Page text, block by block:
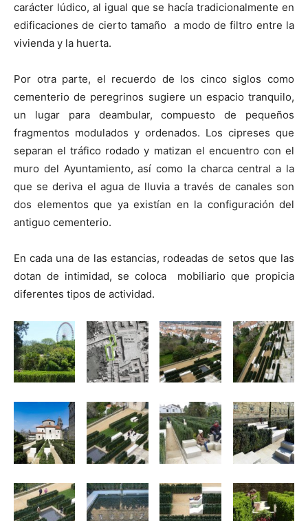
carácter lúdico, al igual que se hacía tradicionalmente en
edificaciones de cierto tamaño a modo de filtro entre la
vivienda y la huerta.
Por otra parte, el recuerdo de los cinco siglos como
cementerio de peregrinos sugiere un espacio tranquilo,
un lugar para deambular, compuesto de pequeños
fragmentos modulados y ordenados. Los cipreses que
separan el tráfico rodado y matizan el encuentro con el
muro del Ayuntamiento, así como la charca central a la
que se deriva el agua de lluvia a través de canales son
dos elementos que ya existían en la configuración del
antiguo cementerio.
En cada una de las estancias, rodeadas de setos que las
dotan de intimidad, se coloca mobiliario que propicia
diferentes tipos de actividad.